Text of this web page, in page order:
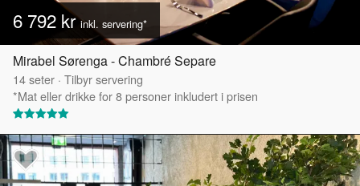
6 792 krinkl. servering*
Mirabel Sørenga - Chambré Separe
14seter · Tilbyr servering
*Mat eller drikke for 8 personer inkludert i prisen